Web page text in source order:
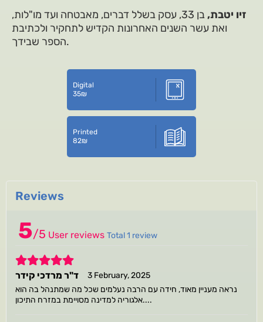
זיו יטבת,
בן 33, עסק בשלל דברים, מאבטחה ועד מו"לות,
ואת עשר השנים האחרונות הקדיש לתחקיר ולכתיבת
הספר שבידך.
Digital
35₪
Printed
82₪
Reviews
5/5 User reviews Total 1 review
5
ד"ר מרדכי קידר
3 February, 2025
נראה מעניין מאוד, חידה עם הרבה נעלמים שכל מה שמתנהל בה הוא
אלגוריה למדינה מסויימת במזרח התיכון....